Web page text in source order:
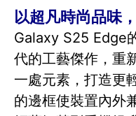
以超凡時尚品味
Galaxy S25 Edge
代的工藝傑作，重
一處元素，打造更
的邊框使裝置內外